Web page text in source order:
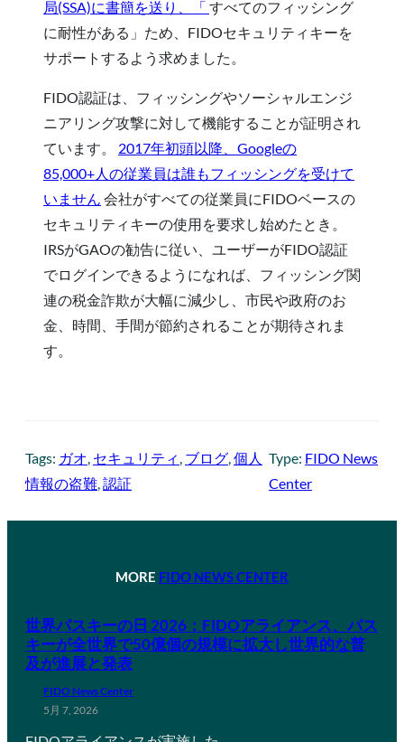
局(SSA)に書簡を送り、「 すべてのフィッシング
に耐性がある」ため、FIDOセキュリティキーを
サポートするよう求めました。
FIDO認証は、フィッシングやソーシャルエンジ
ニアリング攻撃に対して機能することが証明され
ています。 2017年初頭以降、Googleの
85,000+人の従業員は誰もフィッシングを受けて
いません 会社がすべての従業員にFIDOベースの
セキュリティキーの使用を要求し始めたとき。
IRSがGAOの勧告に従い、ユーザーがFIDO認証
でログインできるようになれば、フィッシング関
連の税金詐欺が大幅に減少し、市民や政府のお
金、時間、手間が節約されることが期待されま
す。
Tags: ガオ セキュリティ ブログ 個人
情報の盗難 認証
Type: FIDO News
Center
MORE FIDO NEWS CENTER
世界パスキーの日 2026：FIDOアライアンス、パス
キーが全世界で50億個の規模に拡大し世界的な普
及が進展と発表
FIDO News Center
5月 7, 2026